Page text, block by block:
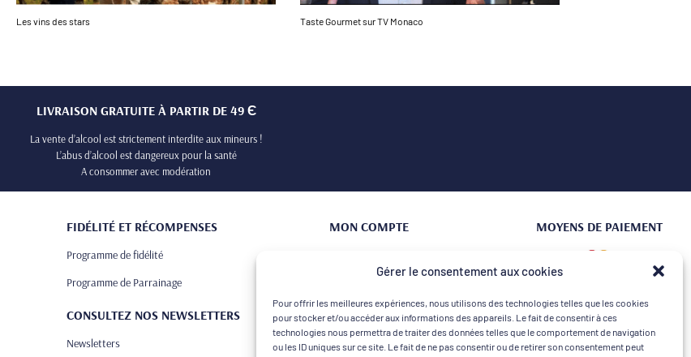
Gérer le consentement aux cookies
Pour offrir les meilleures expériences, nous utilisons des technologies telles que les cookies
pour stocker et/ou accéder aux informations des appareils. Le fait de consentir à ces
technologies nous permettra de traiter des données telles que le comportement de navigation
ou les ID uniques sur ce site. Le fait de ne pas consentir ou de retirer son consentement peut
Les vins des stars Taste Gourmet sur TV Monaco
LIVRAISON GRATUITE À PARTIR DE 49 Є
La vente d’alcool est strictement interdite aux mineurs !
L’abus d’alcool est dangereux pour la santé
A consommer avec modération
FIDÉLITÉ ET RÉCOMPENSES
Programme de fidélité
Programme de Parrainage
CONSULTEZ NOS NEWSLETTERS
Newsletters
MON COMPTE
Mon Panier
MOYENS DE PAIEMENT